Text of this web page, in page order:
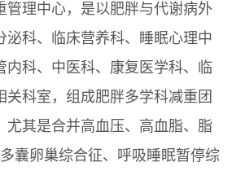
管理中心，是以肥胖与代谢病外
泌科、临床营养科、睡眠心理中
科、中医科、 康复医学科、临
关科室，组成肥胖多学科减重团
尤其是合并高血压、高血脂、脂
囊卵巢综合征、呼吸睡眠暂停综